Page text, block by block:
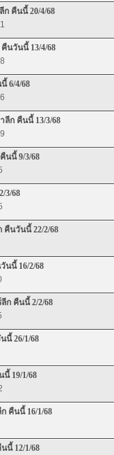
คืนนี้ 20/4/68
นวันนี้ 13/4/68
6/4/68
ก คืนนี้ 13/3/68
นนี้ 9/3/68
3/68
คืนวันนี้ 22/2/68
นนี้ 16/2/68
ก คืนนี้ 2/2/68
26/1/68
19/1/68
คืนนี้ 16/1/68
นี้ 12/1/68